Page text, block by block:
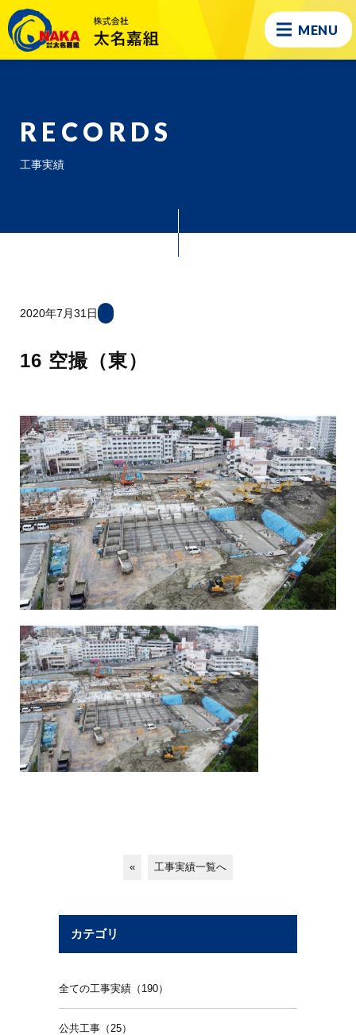
MENU
RECORDS
工事実績
2020年7月31日
16 空撮（東）
« 工事実績一覧へ
カテゴリ
全ての工事実績（190）
公共工事（25）